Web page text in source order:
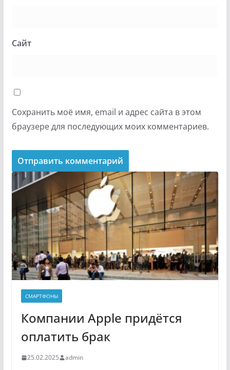
Сайт
Сохранить моё имя, email и адрес сайта в этом
браузере для последующих моих комментариев.
СМАРТФОНЫ
Компании Apple придётся
оплатить брак
25.02.2025 admin